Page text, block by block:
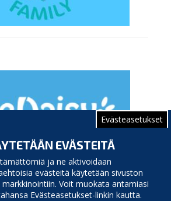
Evästeasetukset
EVÄSTEITÄ
ja ne aktivoidaan
evästeitä käytetään sivuston
Voit muokata antamiasi
Evästeasetukset-linkin kautta.